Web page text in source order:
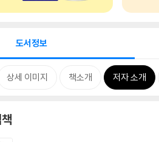
도서정보
상세 이미지 책소개 저자 소개